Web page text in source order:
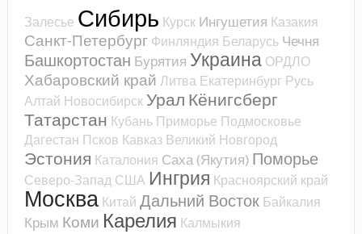
Залесье Сибирь Курск Ингушетия Казакия
Санкт-Петербург Финляндия Беларусь Чечня
Башкортостан Бурятия Украина ОРДЛО
Хабаровский край Литва Екатеринбург Русь
Алтай Новосибирск Урал Кёнигсберг
Татарстан Кубань Приморье Подмосковье
Дагестан Псков Кавказ Великий Новгород
Эстония Каталония Саха (Якутия) Поморье
Северо-Запад США Ингрия Красноярский край
Москва Китай Дальний Восток Байкалия
Крым Коми Карелия Калмыкия